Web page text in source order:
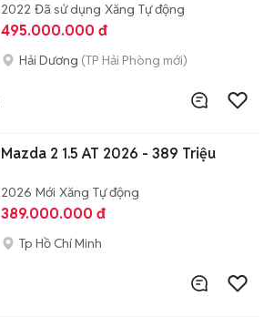
2022 Đã sử dụng Xăng Tự động
495.000.000 đ
Hải Dương (TP Hải Phòng mới)
Mazda 2 1.5 AT 2026 - 389 Triệu
2026 Mới Xăng Tự động
389.000.000 đ
Tp Hồ Chí Minh